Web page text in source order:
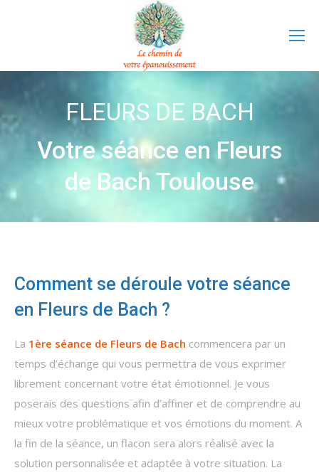
FLEURS DE BACH
Votre séance en Fleurs
de Bach Toulouse
Comment se déroule votre séance
en Fleurs de Bach ?
La 1ère séance de Fleurs de Bach commencera par un
temps d’échange qui vous permettra de vous exprimer
librement concernant votre état émotionnel. Je vous
poserais des questions afin d’affiner et de comprendre au
mieux votre problématique et vos émotions du moment. A
la fin de la séance, un flacon sera alors réalisé avec la
solution personnalisée et adaptée à votre situation. La